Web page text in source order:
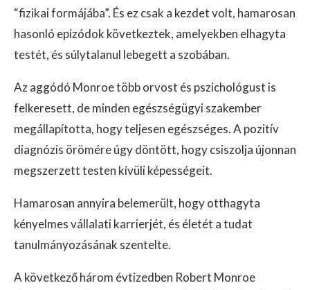
“fizikai formájába”. És ez csak a kezdet volt, hamarosan
hasonló epizódok következtek, amelyekben elhagyta
testét, és súlytalanul lebegett a szobában.
Az aggódó Monroe több orvost és pszichológust is
felkeresett, de minden egészségügyi szakember
megállapította, hogy teljesen egészséges. A pozitív
diagnózis örömére úgy döntött, hogy csiszolja újonnan
megszerzett testen kívüli képességeit.
Hamarosan annyira belemerült, hogy otthagyta
kényelmes vállalati karrierjét, és életét a tudat
tanulmányozásának szentelte.
A következő három évtizedben Robert Monroe